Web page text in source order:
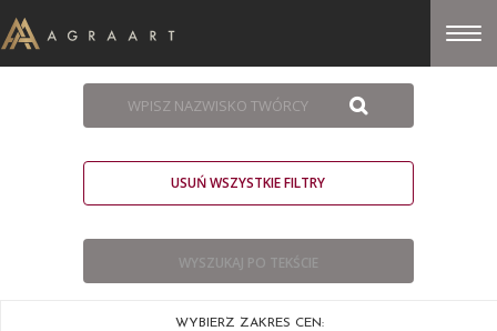
USUŃ WSZYSTKIE FILTRY
WYBIERZ ZAKRES CEN: